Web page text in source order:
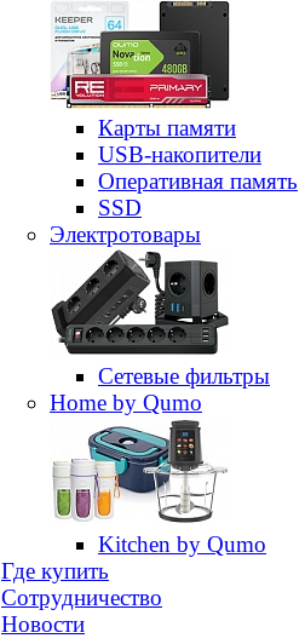
Карты памяти
USB-накопители
Оперативная память
SSD
Электротовары
Сетевые фильтры
Home by Qumo
Kitchen by Qumo
Где купить
Сотрудничество
Новости